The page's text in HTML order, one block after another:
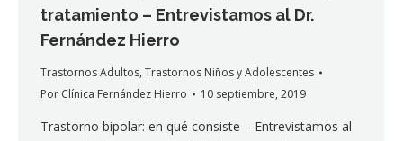
tratamiento – Entrevistamos al Dr.
Fernández Hierro
Trastornos Adultos, Trastornos Niños y Adolescentes
Por Clínica Fernández Hierro 10 septiembre, 2019
Trastorno bipolar: en qué consiste – Entrevistamos al